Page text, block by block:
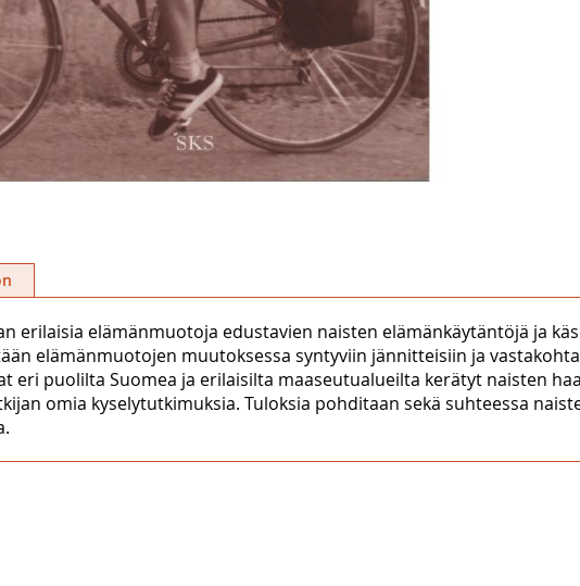
erilaisia elämänmuotoja edustavien naisten elämänkäytäntöjä ja
elämänmuotojen muutoksessa syntyviin jännitteisiin ja
eri puolilta Suomea ja erilaisilta maaseutualueilta kerätyt naisten
omia kyselytutkimuksia. Tuloksia pohditaan sekä suhteessa